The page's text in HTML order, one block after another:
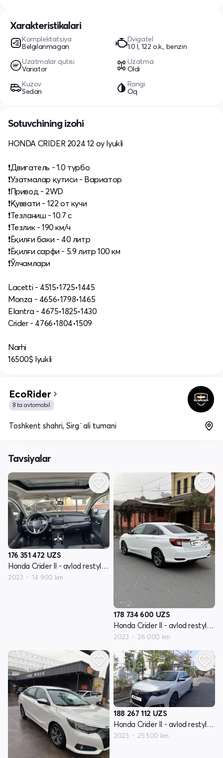
Xarakteristikalari
Komplektatsiya
Belgilanmagan
Dvigatel
1.0 l, 122 o.k., benzin
Uzatmalar qutisi
Variator
Uzatma
Oldi
Kuzov
Sedan
Rangi
Oq
Sotuvchining izohi
HONDA CRIDER 2024 12 oy lyukli
❗️Двигатель - 1.0 турбо
❗️Узатмалар қутиси - Вариатор
❗️Привод - 2WD
❗️Қуввати - 122 от кучи
❗️Тезланиш - 10.7 с
❗️Тезлик - 190 км/ч
❗️Ёқилғи баки - 40 литр
❗️Ёқилғи сарфи - 5.9 литр 100 км
❗️Ўлчамлари
Lacetti - 4515•1725•1445
Monza - 4656•1798•1465
Elantra - 4675•1825•1430
Crider - 4766•1804•1509
Narhi
16500$ lyukli
EcoRider
8 ta avtomobil
Toshkent shahri, Sirg`ali tumani
Tavsiyalar
176 351 472 UZS
Honda Crider II - avlod restyling
2023 14 900 km
178 734 600 UZS
Honda Crider II - avlod restyling
2023 26 000 km
188 267 112 UZS
Honda Crider II - avlod restyling
2023 25 500 km